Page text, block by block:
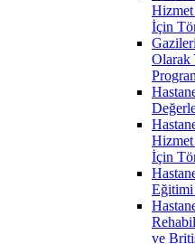
Hizmet
İçin
Olarak
Hizmet
İçin
ve